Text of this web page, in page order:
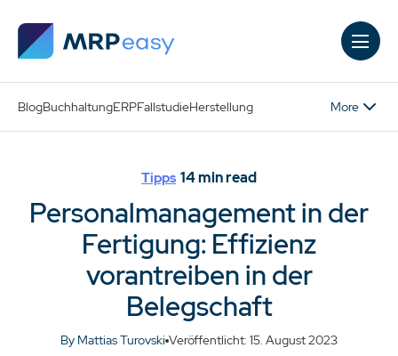
BlogBuchhaltungERPFallstudieHerstellung More
Tipps 14min read
Personalmanagement in der
Fertigung: Effizienz
vorantreiben in der
Belegschaft
By Mattias Turovski Veröffentlicht: 15. August 2023